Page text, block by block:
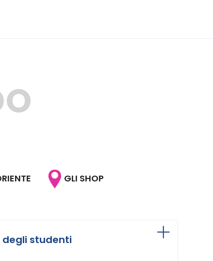
GLI SHOP
degli studenti